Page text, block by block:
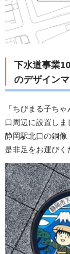
下水道事業
のデザイン
「ちびまる子ち
口周辺に設置しま
静岡駅北口の銅像
是非足をお運びく